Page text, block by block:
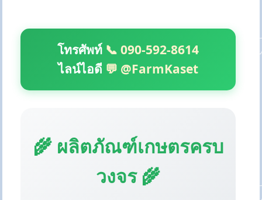
โทรศัพท์ 📞 090-592-8614
ไลน์ไอดี 💬 @FarmKaset
🌾 ผลิตภัณฑ์เกษตรครบ
วงจร 🌾